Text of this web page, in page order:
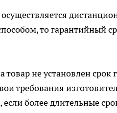
то гарантийный
товар не установлен
требования
если более длительные